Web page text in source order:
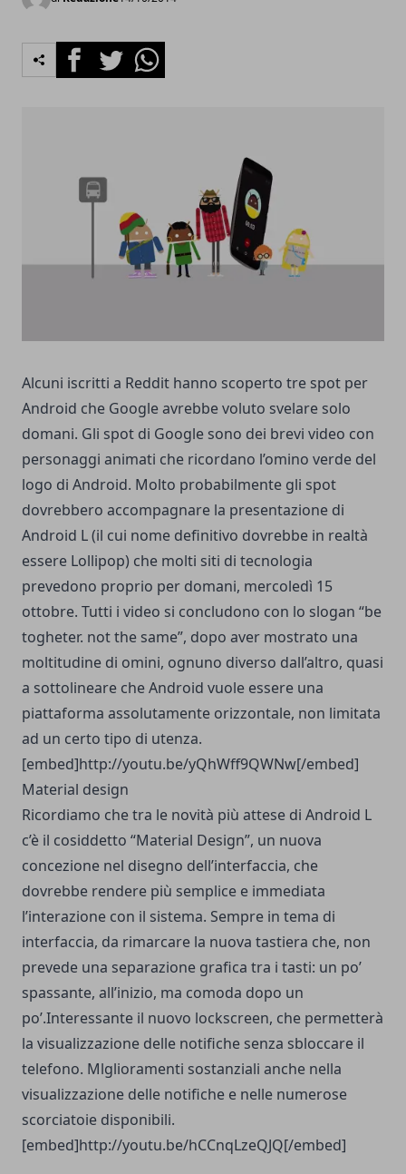
FacebookTwitterWhatsapp
Alcuni iscritti a Reddit hanno scoperto tre spot per
Android che Google avrebbe voluto svelare solo
domani. Gli spot di Google sono dei brevi video con
personaggi animati che ricordano l’omino verde del
logo di Android. Molto probabilmente gli spot
dovrebbero accompagnare la presentazione di
Android L (il cui nome definitivo dovrebbe in realtà
essere Lollipop) che molti siti di tecnologia
prevedono proprio per domani, mercoledì 15
ottobre. Tutti i video si concludono con lo slogan “be
togheter. not the same”, dopo aver mostrato una
moltitudine di omini, ognuno diverso dall’altro, quasi
a sottolineare che Android vuole essere una
piattaforma assolutamente orizzontale, non limitata
ad un certo tipo di utenza.
[embed]http://youtu.be/yQhWff9QWNw[/embed]
Material design
Ricordiamo che tra le novità più attese di Android L
c’è il cosiddetto “Material Design”, un nuova
concezione nel disegno dell’interfaccia, che
dovrebbe rendere più semplice e immediata
l’interazione con il sistema. Sempre in tema di
interfaccia, da rimarcare la nuova tastiera che, non
prevede una separazione grafica tra i tasti: un po’
spassante, all’inizio, ma comoda dopo un
po’.Interessante il nuovo lockscreen, che permetterà
la visualizzazione delle notifiche senza sbloccare il
telefono. Mlglioramenti sostanziali anche nella
visualizzazione delle notifiche e nelle numerose
scorciatoie disponibili.
[embed]http://youtu.be/hCCnqLzeQJQ[/embed]